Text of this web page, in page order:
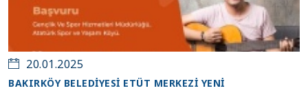
20.01.2025
BAKIRKÖY BELEDİYESİ ETÜT MERKEZİ YENİ